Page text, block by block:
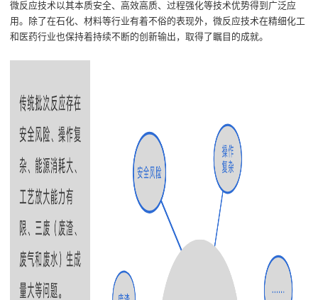
微反应技术以其本质安全、高效高质、过程强化等技术优势得到 广泛应
用。 除了在石化、材料等行业有着不俗的表现外，微反应技术在精细化工
和 医药行业也保持着持续不断的创新输出 ，取得了瞩目的成就。